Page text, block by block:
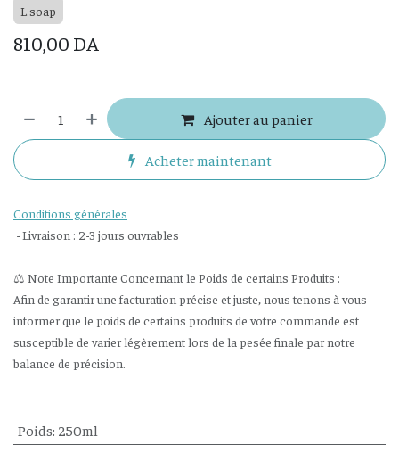
L.soap
810,00 DA
Ajouter au panier
Acheter maintenant
Conditions générales
- Livraison : 2-3 jours ouvrables
⚖️ Note Importante Concernant le Poids de certains Produits :
Afin de garantir une facturation précise et juste, nous tenons à vous
informer que le poids de certains produits de votre commande est
susceptible de varier légèrement lors de la pesée finale par notre
balance de précision.
Poids: 250ml